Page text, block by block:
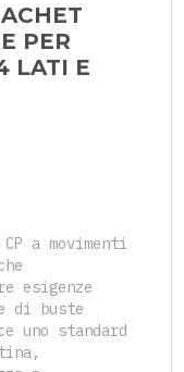
PER
LATI E
a movimenti
esigenze
di buste
uno standard